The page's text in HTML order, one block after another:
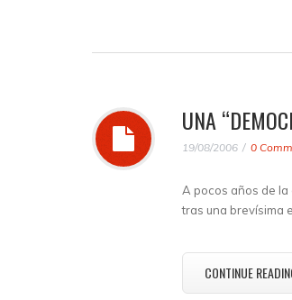
UNA
19/08/2006 0
A pocos años de la
tras una brevísima
CONTINUE